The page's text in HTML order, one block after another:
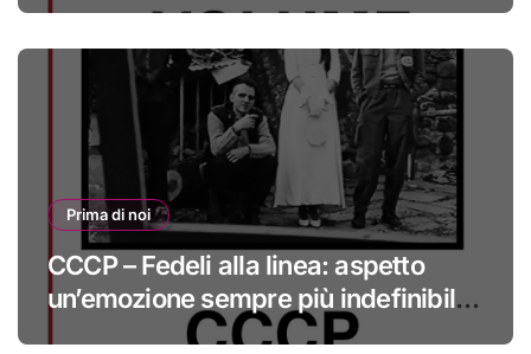
Prima di noi
CCCP – Fedeli alla linea: aspetto
un’emozione sempre più indefinibile
#primadinoi